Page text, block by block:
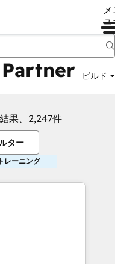
ュ
ビルド
果、2,247件
ター
レーニング